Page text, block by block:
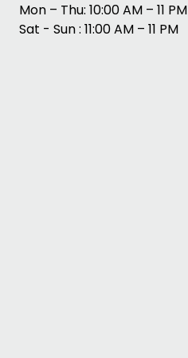
Mon – Thu: 10:00 AM – 11 PM
Sat - Sun : 11:00 AM – 11 PM